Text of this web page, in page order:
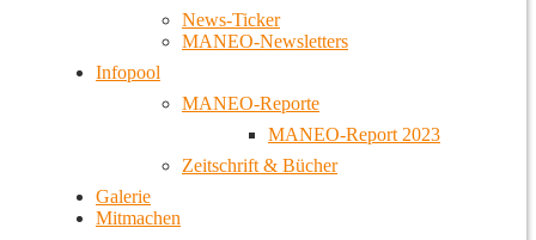
News-Ticker
MANEO-Newsletters
Infopool
MANEO-Reporte
MANEO-Report 2023
Zeitschrift & Bücher
Galerie
Mitmachen